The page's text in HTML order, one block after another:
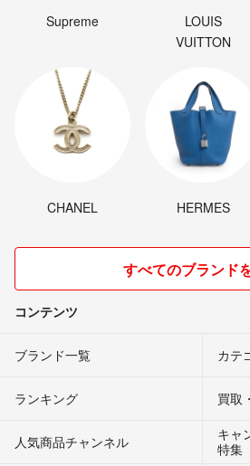
Supreme
LOUIS
VUITTON
CHANEL HERMES
すべてのブランド
コンテンツ
ブランド一覧 カテ
ランキング 買取
人気商品チャンネル
キャ
特集